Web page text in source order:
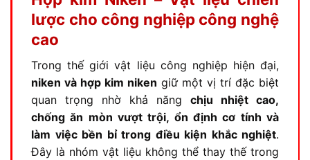
lược cho công nghiệp công nghệ
cao
Trong thế giới vật liệu công nghiệp hiện đại,
niken và hợp kim niken giữ một vị trí đặc biệt
quan trọng nhờ khả năng chịu nhiệt cao,
chống ăn mòn vượt trội, ổn định cơ tính và
làm việc bền bỉ trong điều kiện khắc nghiệt.
Đây là nhóm vật liệu không thể thay thế trong